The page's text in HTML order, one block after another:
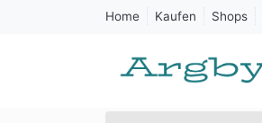
Home Kaufen Shops